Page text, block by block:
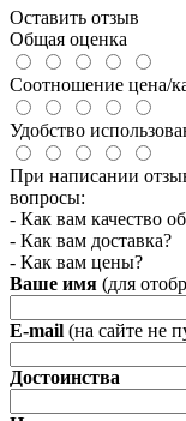
Оставить отзыв
Общая оценка
Соотношение цена/
Удобство
При написании
вопросы:
- Как вам качество
- Как вам доставка?
- Как вам цены?
Ваше имя (для
E-mail (на сайте не
Достоинства